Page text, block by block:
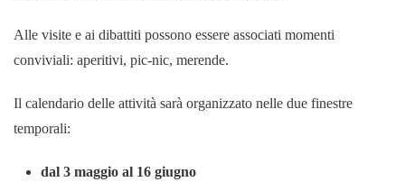
Alle visite e ai dibattiti possono essere associati momenti
conviviali: aperitivi, pic-nic, merende.
Il calendario delle attività sarà organizzato nelle due finestre
temporali:
dal 3 maggio al 16 giugno